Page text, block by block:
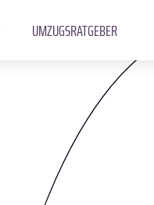
UMZUGSRATGEBER